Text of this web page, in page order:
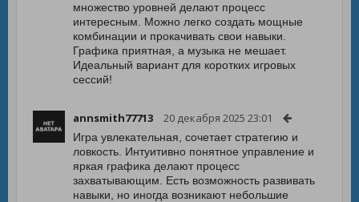
множество уровней делают процесс
интересным. Можно легко создать мощные
комбинации и прокачивать свои навыки.
Графика приятная, а музыка не мешает.
Идеальный вариант для коротких игровых
сессий!
annsmith77713 20 декабря 2025 23:01
Игра увлекательная, сочетает стратегию и
ловкость. Интуитивно понятное управление и
яркая графика делают процесс
захватывающим. Есть возможность развивать
навыки, но иногда возникают небольшие